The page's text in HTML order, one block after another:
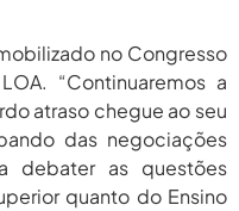
no Congresso
“Continuaremos a
atraso chegue ao seu
das negociações
debater as questões
quanto do Ensino